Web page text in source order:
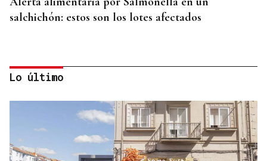
salchichón: estos son los lotes afectados
Lo último